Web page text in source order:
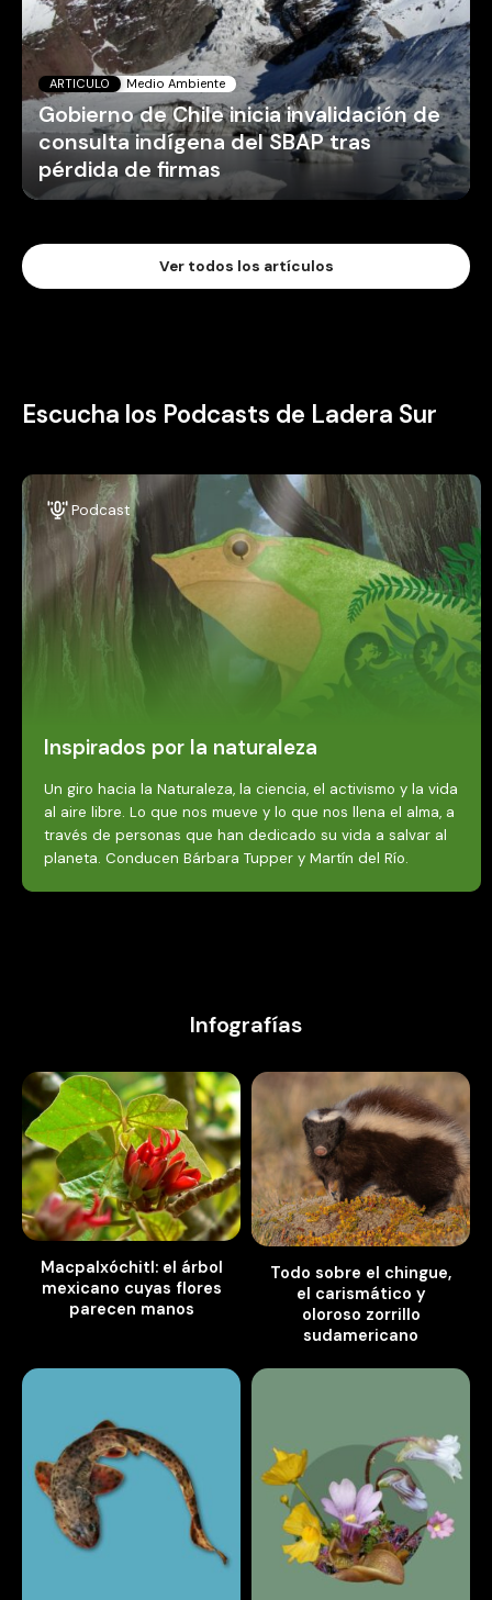
ARTICULO Medio Ambiente
Gobierno de Chile inicia invalidación de
consulta indígena del SBAP tras
pérdida de firmas
Ver todos los artículos
Escucha los Podcasts de Ladera Sur
Podcast
Inspirados por la naturaleza
Un giro hacia la Naturaleza, la ciencia, el activismo y la vida
al aire libre. Lo que nos mueve y lo que nos llena el alma, a
través de personas que han dedicado su vida a salvar al
planeta. Conducen Bárbara Tupper y Martín del Río.
Infografías
Macpalxóchitl: el árbol
mexicano cuyas flores
parecen manos
Todo sobre el chingue,
el carismático y
oloroso zorrillo
sudamericano